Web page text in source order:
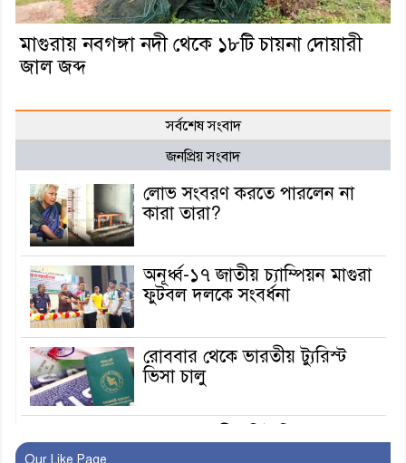
মাগুরায় নবগঙ্গা নদী থেকে ১৮টি চায়না দোয়ারী
জাল জব্দ
সর্বশেষ সংবাদ
জনপ্রিয় সংবাদ
লোভ সংবরণ করতে পারলেন না
কারা তারা?
অনূর্ধ্ব-১৭ জাতীয় চ্যাম্পিয়ন মাগুরা
ফুটবল দলকে সংবর্ধনা
রোববার থেকে ভারতীয় ট্যুরিস্ট
ভিসা চালু